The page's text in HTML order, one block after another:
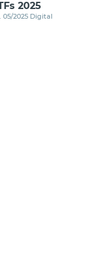
2025
05/2025 Digital